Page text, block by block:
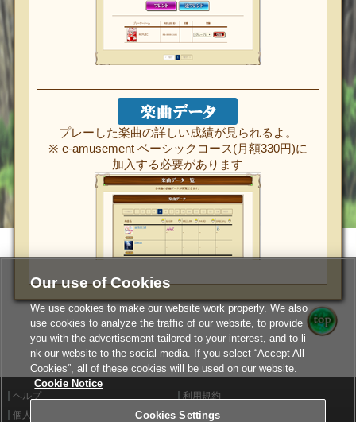
プレーした楽曲の詳しい成績が見られるよ。
※ e-amusement ベーシックコース(月額330円)に
加入する必要があります
ヘルプ
利用規約
個人情報等保護方針
外部送信について
Our use of Cookies
We use cookies to make our website work properly. We also
use cookies to analyze the traffic of our website, to provide
you with the advertisement tailored to your interest, and to li
nk our website to the social media. If you select “Accept All
Cookies”, all of these cookies will be used on our website.
Cookie Notice
Cookies Settings